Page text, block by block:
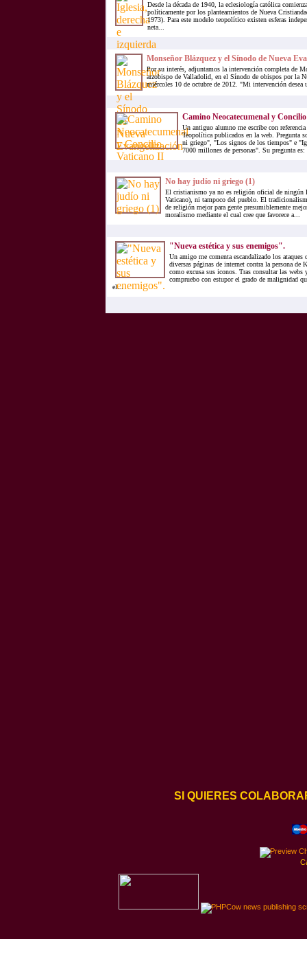
Desde la década de 1940, la eclesiología católica
políticamente por los planteamientos de Nueva
1973). Para este modelo teopolítico existen esferas
neta...
Monseñor Blázquez y el Sínodo de Nueva
Por su interés, adjuntamos la intervención completa de
arzobispo de Valladolid, en el Sínodo de obispos por la
miércoles 10 de octubre de 2012. "Mi intervención desea
Camino Neocatecumenal y
Un antiguo alumno me escribe con
Teopolítica publicados en la web. Pregunta
ni griego", "Los signos de los tiempos" e
7000 millones de personas". Su pregunta es:
No hay judío ni griego (1)
El cristianismo ya no es religión oficial de ningún
Vaticano), ni tampoco del pueblo. El
de religión mejor para gente presumiblemente
moralismo mediante el cual cree que favorece a...
"Nueva estética y sus enemigos".
Un amigo me comenta escandalizado los ataques
diversas páginas de internet contra la persona de
como excusa sus iconos. Tras consultar las
compruebo con estupor el grado de malignidad
el...
SI QUIERES